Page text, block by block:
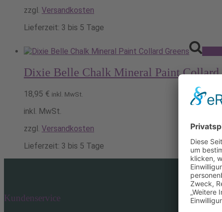
zzgl. Versandkosten
Lieferzeit: 3 bis 5 Tage
Dixie Belle Chalk Mineral Paint Collard
18,95 € inkl. MwSt.
inkl. MwSt.
zzgl. Versandkosten
Lieferzeit: 3 bis 5 Tage
Kundenservice